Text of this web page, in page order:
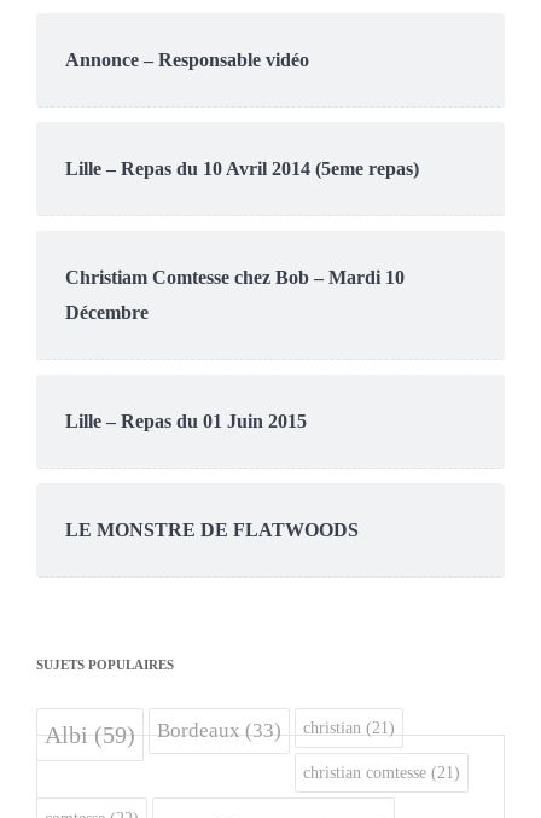
Annonce – Responsable vidéo
Lille – Repas du 10 Avril 2014 (5eme repas)
Christiam Comtesse chez Bob – Mardi 10
Décembre
Lille – Repas du 01 Juin 2015
LE MONSTRE DE FLATWOODS
SUJETS POPULAIRES
Albi(59) Bordeaux(33) christian (21)
christian comtesse (21)